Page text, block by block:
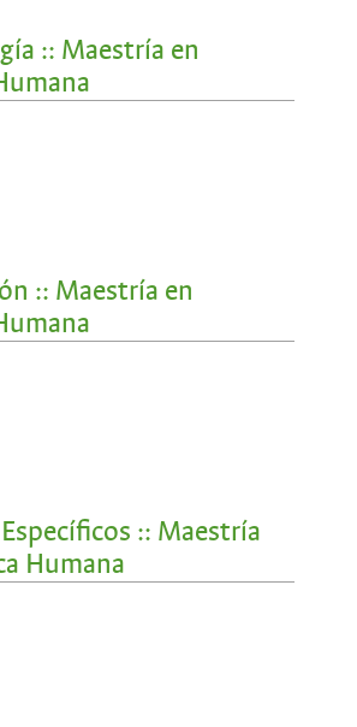
:: Maestría en
:: Maestría en
:: Maestría
Humana